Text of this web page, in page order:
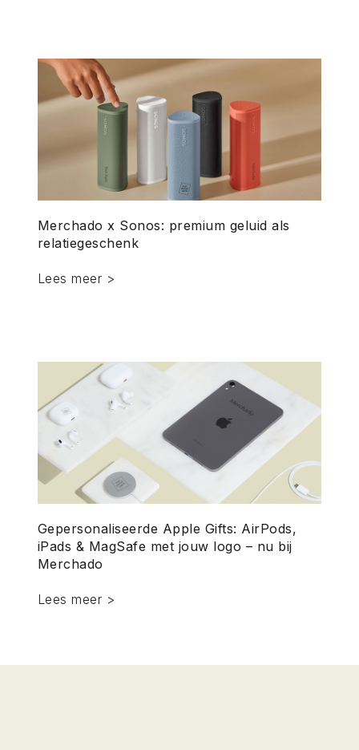
Merchado x Sonos: premium geluid als
relatiegeschenk
Lees meer >
Gepersonaliseerde Apple Gifts: AirPods,
iPads & MagSafe met jouw logo – nu bij
Merchado
Lees meer >